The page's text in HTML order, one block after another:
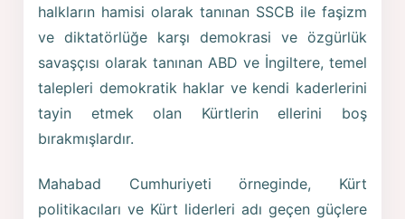
halkların hamisi olarak tanınan SSCB ile faşizm
ve diktatörlüğe karşı demokrasi ve özgürlük
savaşçısı olarak tanınan ABD ve İngiltere, temel
talepleri demokratik haklar ve kendi kaderlerini
tayin etmek olan Kürtlerin ellerini boş
bırakmışlardır.
Mahabad Cumhuriyeti örneginde, Kürt
politikacıları ve Kürt liderleri adı geçen güçlere